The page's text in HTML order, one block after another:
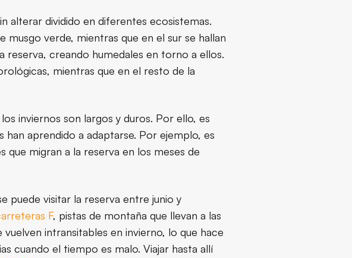
alterar dividido en diferentes ecosistemas.
verde, mientras que en el sur se hallan
reserva, creando humedales en torno a ellos.
mientras que en el resto de la
inviernos son largos y duros. Por ello, es
aprendido a adaptarse. Por ejemplo, es
que migran a la reserva en los meses de
puede visitar la reserva entre junio y
F, pistas de montaña que llevan a las
intransitables en invierno, lo que hace
cuando el tiempo es malo. Viajar hasta allí